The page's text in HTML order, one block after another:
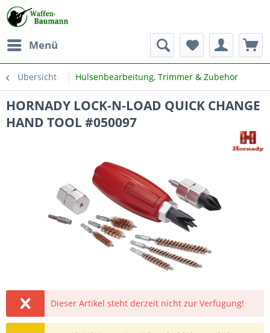
Menü
Übersicht Hülsenbearbeitung, Trimmer & Zubehör
HORNADY LOCK-N-LOAD QUICK CHANGE
HAND TOOL #050097
Dieser Artikel steht derzeit nicht zur Verfügung!